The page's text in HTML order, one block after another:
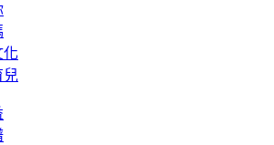
化
兒